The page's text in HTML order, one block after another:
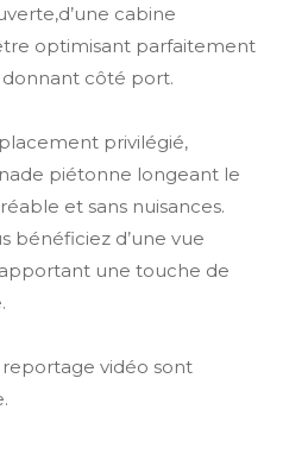
cabine
optimisant parfaitement
donnant côté port.
privilégié,
piétonne longeant le
et sans nuisances.
bénéficiez d’une vue
une touche de
vidéo sont